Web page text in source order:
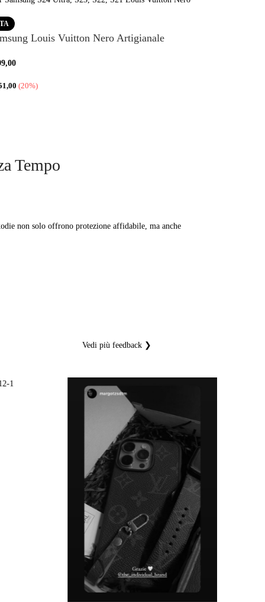
Vedi altro
Louis Vuitton Nero Artigianale
(20%)
Tempo
non solo offrono protezione affidabile, ma anche
Vedi più feedback ❯